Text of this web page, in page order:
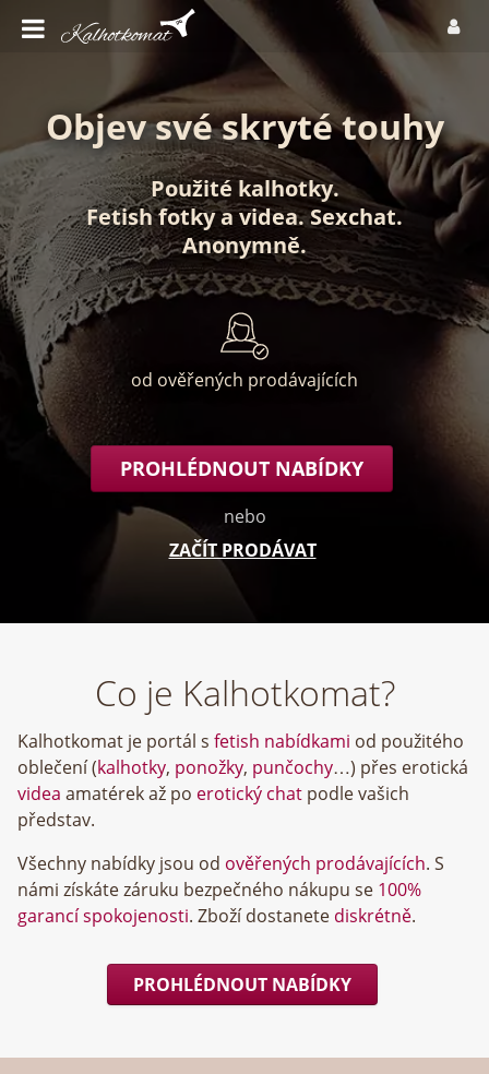
Objev své skryté touhy
Použité kalhotky.
Fetish fotkyavidea.Sexchat.
Anonymně.
od ověřených prodávajících
PROHLÉDNOUT NABÍDKY
nebo
ZAČÍT PRODÁVAT
Co je Kalhotkomat?
Kalhotkomat je portál s fetish nabídkami od použitého
oblečení (kalhotky, ponožky, punčochy…) přes erotická
videa amatérek až po erotický chat podle vašich
představ.
Všechny nabídky jsou od ověřených prodávajících. S
námi získáte záruku bezpečného nákupu se 100%
garancí spokojenosti. Zboží dostanete diskrétně.
PROHLÉDNOUT NABÍDKY